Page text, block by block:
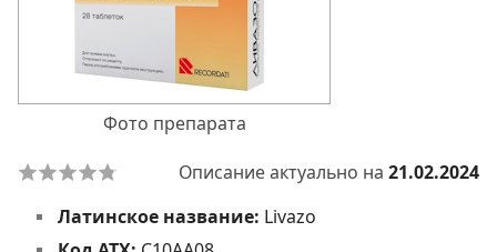
Фото препарата
Описание актуально на 21.02.2024
Латинское название: Livazo